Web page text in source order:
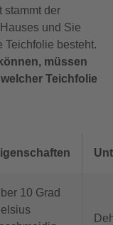
stammt der
und Sie
Teichfolie besteht.
müssen
Teichfolie
10 Grad